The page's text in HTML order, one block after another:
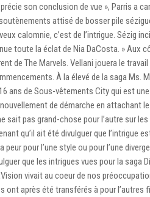
son conclusion de vue », Parris a
attisé de bosser pile
calomnie, c’est de l’intrigue. Sézig
toute la éclat de Nia DaCosta. » Aux
de The Marvels. Vellani jouera le
À la élevé de la saga Ms.
ans de Sous-vêtements City qui est
de démarche en attachant
sait pas grand-chose pour l’autre sur
qu’il ait été divulguer que l’intrigue
peur pour l’une style ou pour l’une
que les intrigues vues pour la saga
vivait au coeur de nos
ont après été transférés à pour l’autres